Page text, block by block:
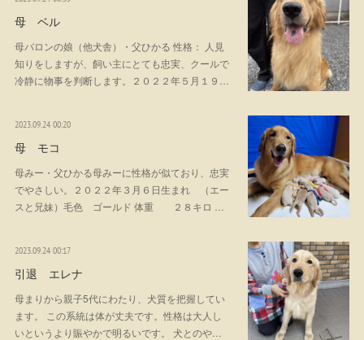
母 ベル
母バロンの娘（他犬舎）・父ひかる 性格： 人見
知りをしますが、飼い主にとても忠実、クールで
冷静に物事を判断します。２０２２年５月１９…
2023.09.24 00:20
母 モコ
母みー・父ひかる母みーに性格が似ており、忠実
でやさしい。２０２２年３月６日生まれ （エー
スと兄妹）毛色 ゴールド 体重 ２８キロ …
2023.09.24 00:17
引退 エレナ
母まりから親子5代にわたり、犬質を把握してい
ます。 この系統は体が丈夫です。性格は大人し
いというより賑やかで明るいです。 犬とのや…